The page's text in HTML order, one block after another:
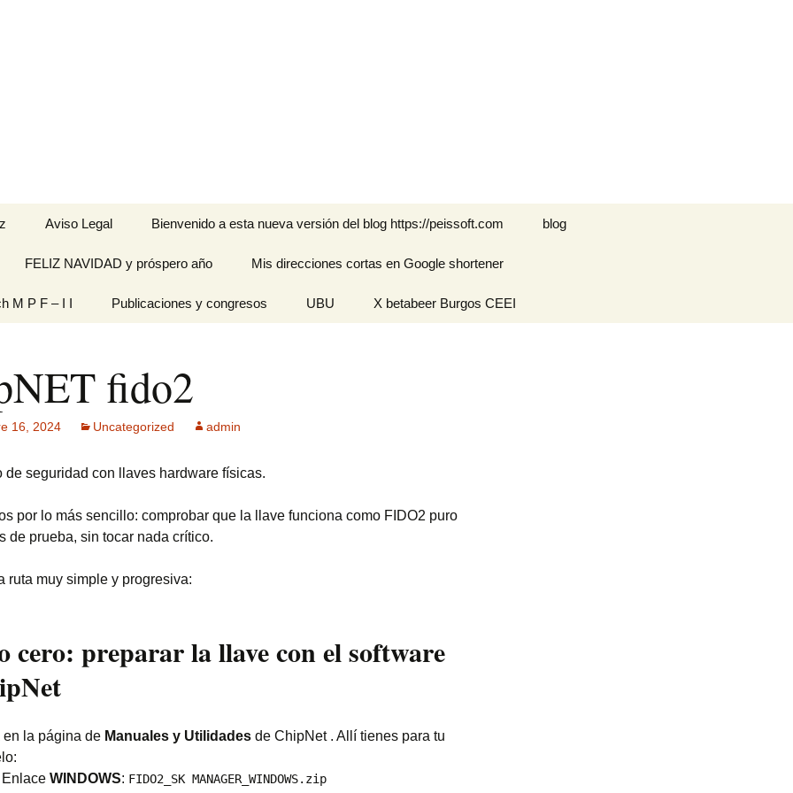
Aviso Legal Bienvenido a esta nueva versión del blog https://peissoft.com blog
de
pantalla
FELIZ NAVIDAD y próspero año Mis direcciones cortas en Google shortener
M P F – I I
M P F – I
MPF-II
Multitech
+
usuarios
Publicaciones y congresos UBU X betabeer Burgos CEEI
fido2
16, 2024 Uncategorized admin
de seguridad con llaves hardware físicas.
por lo más sencillo: comprobar que la llave funciona como FIDO2 puro
de prueba, sin tocar nada crítico.
ruta muy simple y progresiva:
cero: preparar la llave con el software
en la página de Manuales y Utilidades de ChipNet . Allí tienes para tu
Enlace WINDOWS: FIDO2_SK MANAGER_WINDOWS.zip